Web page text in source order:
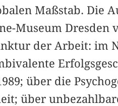
Maßstab. Die
Museum
der Arbeit: im
über die
über